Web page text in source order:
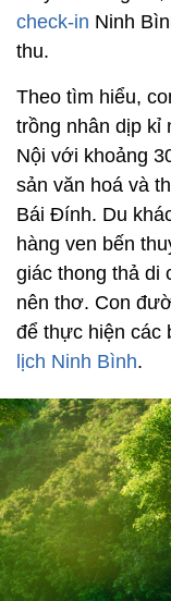
check-in Ninh
thu.
Theo tìm hiểu,
trồng nhân dịp kỉ
Nội với khoảng
sản văn hoá và
Bái Đính. Du
hàng ven bến
giác thong thả di
nên thơ. Con
để thực hiện các
lịch Ninh Bình.